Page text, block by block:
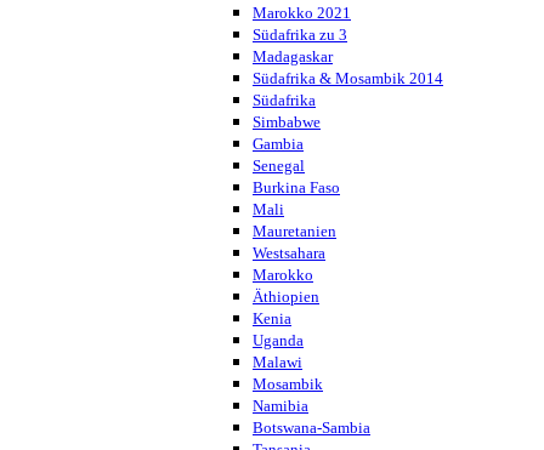
Marokko 2021
Südafrika zu 3
Madagaskar
Südafrika & Mosambik 2014
Südafrika
Simbabwe
Gambia
Senegal
Burkina Faso
Mali
Mauretanien
Westsahara
Marokko
Äthiopien
Kenia
Uganda
Malawi
Mosambik
Namibia
Botswana-Sambia